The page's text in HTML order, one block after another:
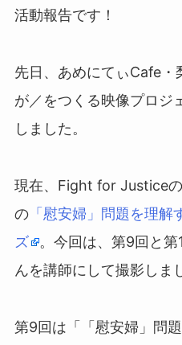
活動報告です！
先日、あめにてぃCafe
が／をつくる映像プロジ
しました。
現在、Fight for Justice
の「慰安婦」問題を理解
ズ
。今回は、第9回と第
んを講師にして撮影しま
第9回は「「慰安婦」問